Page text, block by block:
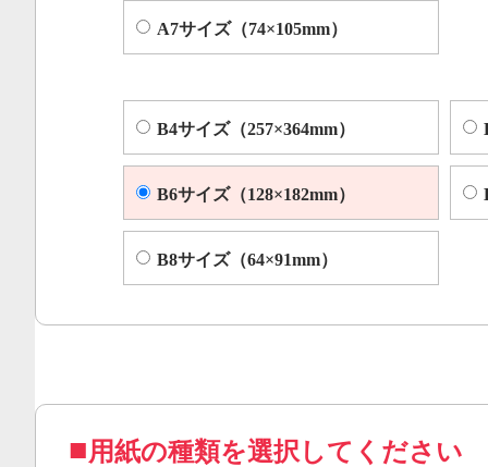
A7サイズ（74×105mm）
B4サイズ（257×364mm）
B6サイズ（128×182mm）
B8サイズ（64×91mm）
用紙の種類を選択してください